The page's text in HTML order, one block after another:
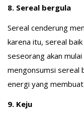
8. Sereal bergula
Sereal cenderung
karena itu, sereal
seseorang akan
mengonsumsi sereal
energi yang
9. Keju